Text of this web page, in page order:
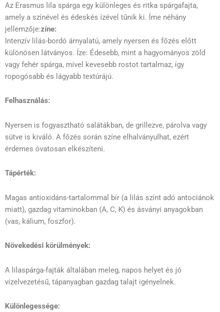
Az Erasmus lila spárga egy különleges és ritka spárgafajta,
amely a színével és édeskés ízével tűnik ki. Íme néhány
jellemzője:zíne:
Intenzív lilás-bordó árnyalatú, amely nyersen és főzés előtt
különösen látványos. Íze: Édesebb, mint a hagyományos zöld
vagy fehér spárga, mivel kevesebb rostot tartalmaz, így
ropogósabb és lágyabb textúrájú.
Felhasználás:
Nyersen is fogyasztható salátákban, de grillezve, párolva vagy
sütve is kiváló. A főzés során színe elhalványulhat, ezért
érdemes óvatosan elkészíteni.
Tápérték:
Magas antioxidáns-tartalommal bír (a lilás színt adó antociánok
miatt), gazdag vitaminokban (A, C, K) és ásványi anyagokban
(vas, kálium, foszfor).
Növekedési körülmények:
A lilaspárga-fajták általában meleg, napos helyet és jó
vízelvezetésű, tápanyagban gazdag talajt igényelnek.
Különlegessége: